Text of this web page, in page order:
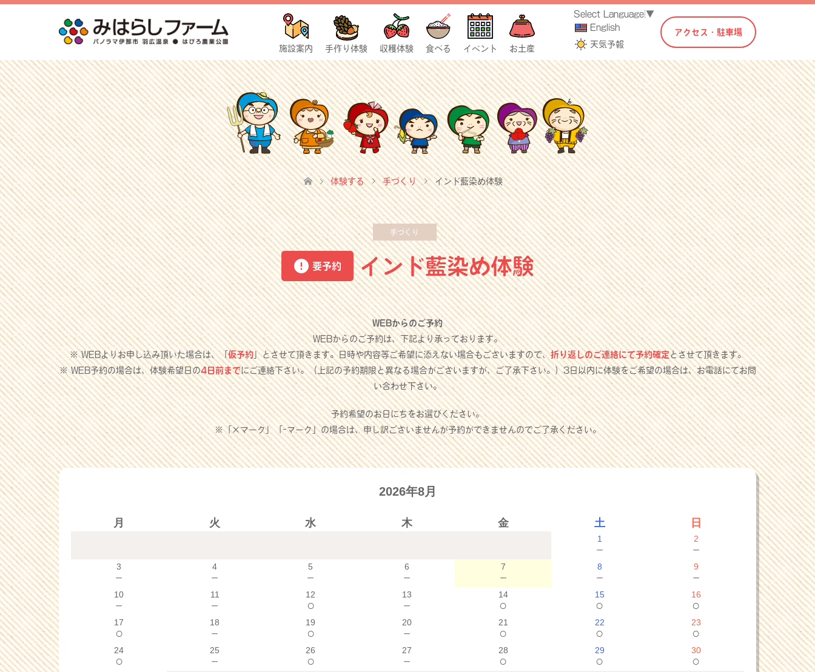
施設案内 手作り体験 収穫体験 食べる イベント お土産
Select Language ▼
English
天気予報
アクセス・駐車場
体験する 手づくり インド藍染め体験
手づくり
要予約 インド藍染め体験
WEBからのご予約
WEBからのご予約は、下記より承っております。
※ WEBよりお申し込み頂いた場合は、「仮予約」とさせて頂きます。日時や内容等ご希望に添えない場合もございますので、折り返しのご連絡にて予約確定とさせて頂きます。
※ WEB予約の場合は、体験希望日の4日前までにご連絡下さい。（上記の予約期限と異なる場合がございますが、ご了承下さい。）3日以内に体験をご希望の場合は、お電話にてお問
い合わせ下さい。
予約希望のお日にちをお選びください。
※「×マーク」「-マーク」の場合は、申し訳ございませんが予約ができませんのでご了承ください。
2026年8月
月 火 水 木 金 土 日
1
－
2
－
3
－
4
－
5
－
6
－
7
－
8
－
9
－
10
－
11
－
12
○
13
－
14
○
15
○
16
○
17
○
18
－
19
○
20
－
21
○
22
○
23
○
24
○
25
－
26
○
27
－
28
○
29
○
30
○